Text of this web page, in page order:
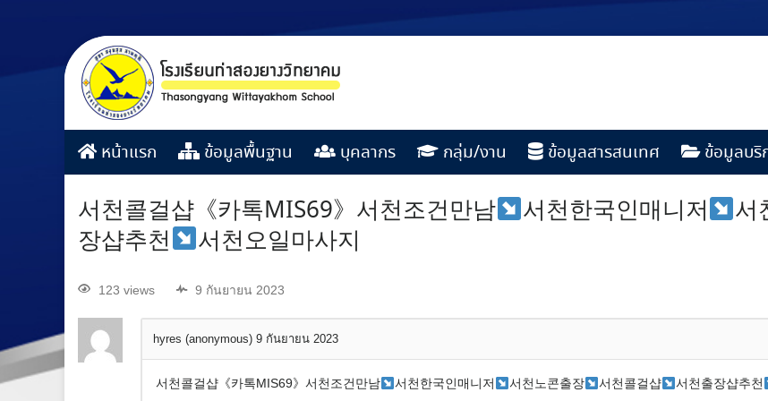
หน้าแรก ข้อมูลพื้นฐาน บุคลากร กลุ่ม/งาน ข้อมูลสารสนเทศ ข้อมูลบริ
서천콜걸샵《카톡MIS69》서천조건만남 서천한국인매니저 서
장샵추천
서천오일마사지
123 views 9 กันยายน 2023
hyres (anonymous) 9 กันยายน 2023
서천콜걸샵《카톡MIS69》서천조건만남 서천한국인매니저 서천노콘출장 서천콜걸샵 서천출장샵추천